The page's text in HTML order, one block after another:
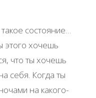
состояние…
этого хочешь
что ты хочешь
себя. Когда ты
на какого-